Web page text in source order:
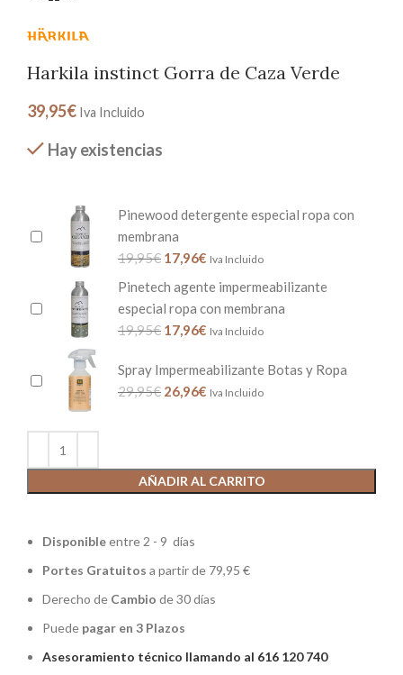
Harkila instinct Gorra de Caza Verde
39,95€ Iva Incluido
Hay existencias
AÑADIR AL CARRITO
Pinewood detergente especial ropa con
membrana
19,95€ 17,96€ Iva Incluido
Pinetech agente impermeabilizante
especial ropa con membrana
19,95€ 17,96€ Iva Incluido
Spray Impermeabilizante Botas y Ropa
29,95€ 26,96€ Iva Incluido
Disponibleentre 2 - 9 días
Portes Gratuitos a partir de 79,95 €
Derecho de Cambio de 30 días
Puede pagar en 3 Plazos
Asesoramiento técnico llamando al 616 120 740